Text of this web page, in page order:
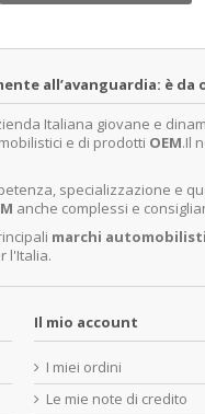
all’avanguardia: è
Italiana giovane e
e di prodotti OEM.Il
specializzazione e
anche complessi e
marchi
l'Italia.
Il mio account
I miei ordini
Le mie note di credito